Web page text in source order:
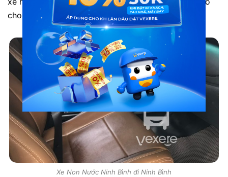
cho thoải mái. Thanks”
Xe Non Nước Ninh Bình đi Ninh Bình